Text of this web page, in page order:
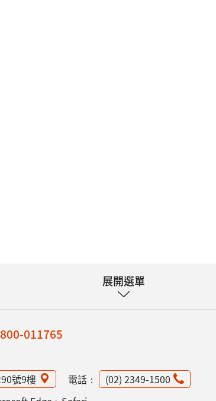
展開選單
011765
號9樓 電話：
(02) 2349-1500